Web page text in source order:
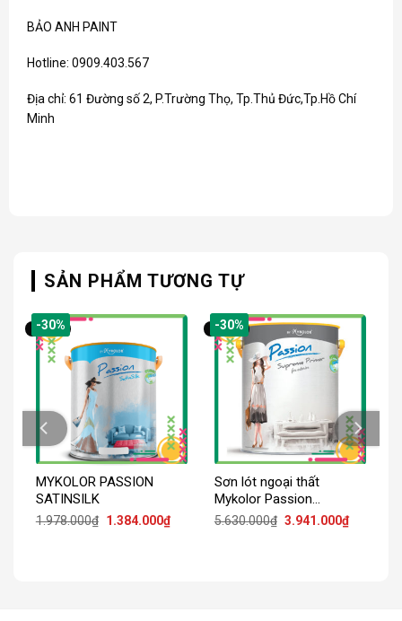
BẢO ANH PAINT
Hotline: 0909.403.567
Địa chỉ: 61 Đường số 2, P.Trường Thọ, Tp.Thủ Đức,Tp.Hồ Chí
Minh
SẢN PHẨM TƯƠNG TỰ
-30%
MYKOLOR PASSION
SATINSILK
1.978.000₫ Giá
1.384.000₫Giá
hiện
-30%
Sơn lót ngoại thất
Mykolor Passion
Supreme Primer For
5.630.000₫ Giá
3.941.000₫Giá
hiện